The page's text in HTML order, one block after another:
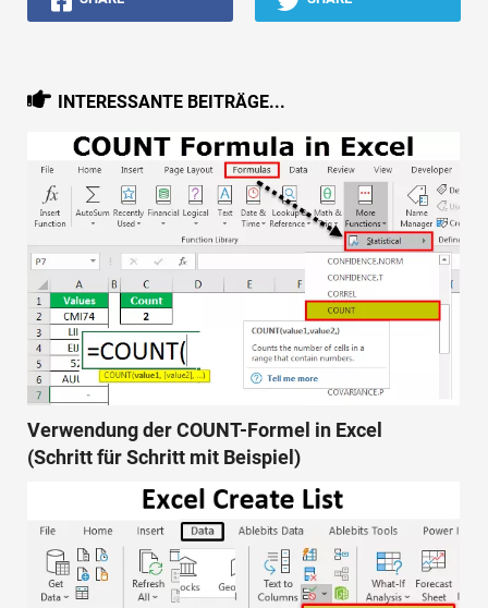
INTERESSANTE BEITRÄGE...
Verwendung der COUNT-Formel in Excel
(Schritt für Schritt mit Beispiel)